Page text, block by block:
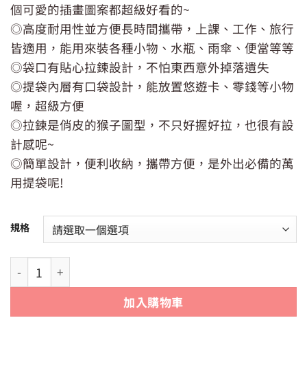
個可愛的插畫圖案都超級好看的~
◎高度耐用性並方便長時間攜帶，上課、工作、旅行
皆適用，能用來裝各種小物、水瓶、雨傘、便當等等
◎袋口有貼心拉鍊設計，不怕東西意外掉落遺失
◎提袋內層有口袋設計，能放置悠遊卡、零錢等小物
喔，超級方便
◎拉鍊是俏皮的猴子圖型，不只好握好拉，也很有設
計感呢~
◎簡單設計，便利收納，攜帶方便，是外出必備的萬
用提袋呢!
規格
台灣製 防水萬用印花提袋|拉鍊印花A4提袋|便當袋|大水壺提
加入購物車